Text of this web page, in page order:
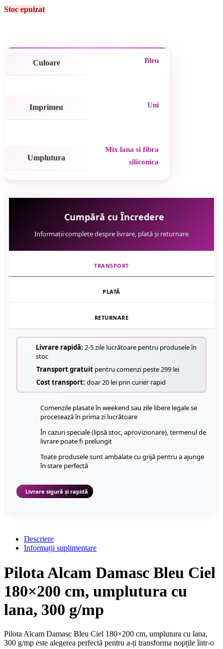
Stoc epuizat
Culoare Bleu
Imprimeu Uni
Umplutura
Mix lana si fibra
siliconica
Cumpără cu Încredere
Informații complete despre livrare, plată și returnare
TRANSPORT
PLATĂ
RETURNARE
Livrare rapidă: 2-5 zile lucrătoare pentru produsele în
stoc
Transport gratuit pentru comenzi peste 299 lei
Cost transport: doar 20 lei prin curier rapid
Comenzile plasate în weekend sau zile libere legale se
procesează în prima zi lucrătoare
În cazuri speciale (lipsă stoc, aprovizionare), termenul de
livrare poate fi prelungit
Toate produsele sunt ambalate cu grijă pentru a ajunge
în stare perfectă
Livrare sigură și rapidă
Descriere
Informații suplimentare
Pilota Alcam Damasc Bleu Ciel
180×200 cm, umplutura cu
lana, 300 g/mp
Pilota Alcam Damasc Bleu Ciel 180×200 cm, umplutura cu lana,
300 g/mp este alegerea perfectă pentru a-ți transforma nopțile într-o